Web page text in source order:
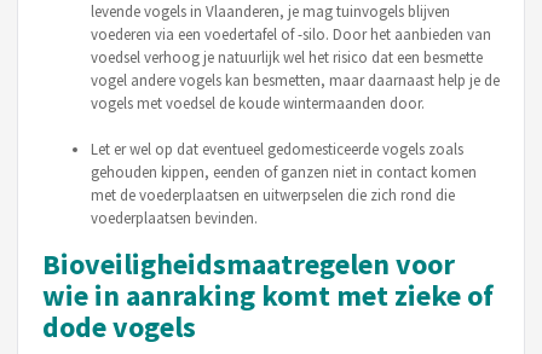
levende vogels in Vlaanderen, je mag tuinvogels blijven
voederen via een voedertafel of -silo. Door het aanbieden van
voedsel verhoog je natuurlijk wel het risico dat een besmette
vogel andere vogels kan besmetten, maar daarnaast help je de
vogels met voedsel de koude wintermaanden door.
Let er wel op dat eventueel gedomesticeerde vogels zoals
gehouden kippen, eenden of ganzen niet in contact komen
met de voederplaatsen en uitwerpselen die zich rond die
voederplaatsen bevinden.
Bioveiligheidsmaatregelen voor
wie in aanraking komt met zieke of
dode vogels